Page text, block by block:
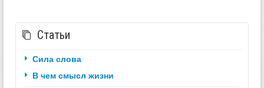
Статьи
Сила слова
В чем смысл жизни